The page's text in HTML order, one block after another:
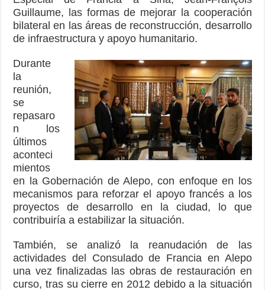
Guillaume, las formas de mejorar la cooperación
bilateral en las áreas de reconstrucción, desarrollo
de infraestructura y apoyo humanitario.
Durante
la
reunión,
se
repasaro
n los
últimos
aconteci
mientos
en la Gobernación de Alepo, con enfoque en los
mecanismos para reforzar el apoyo francés a los
proyectos de desarrollo en la ciudad, lo que
contribuiría a estabilizar la situación.
También, se analizó la reanudación de las
actividades del Consulado de Francia en Alepo
una vez finalizadas las obras de restauración en
curso, tras su cierre en 2012 debido a la situación